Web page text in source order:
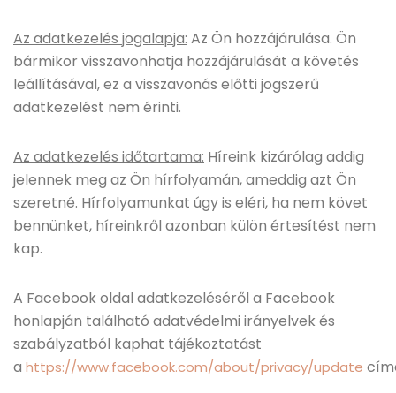
Az adatkezelés jogalapja: Az Ön hozzájárulása. Ön
bármikor visszavonhatja hozzájárulását a követés
leállításával, ez a visszavonás előtti jogszerű
adatkezelést nem érinti.
Az adatkezelés időtartama: Híreink kizárólag addig
jelennek meg az Ön hírfolyamán, ameddig azt Ön
szeretné. Hírfolyamunkat úgy is eléri, ha nem követ
bennünket, híreinkről azonban külön értesítést nem
kap.
A Facebook oldal adatkezeléséről a Facebook
honlapján található adatvédelmi irányelvek és
szabályzatból kaphat tájékoztatást
a https://www.facebook.com/about/privacy/update